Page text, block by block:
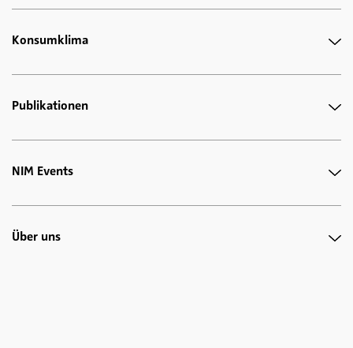
Konsumklima
Publikationen
NIM Events
Über uns